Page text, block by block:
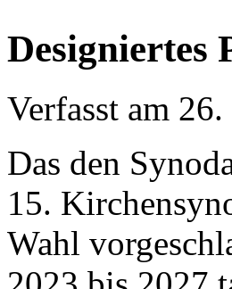
Designiertes
Verfasst am
Das den
15.
Wahl